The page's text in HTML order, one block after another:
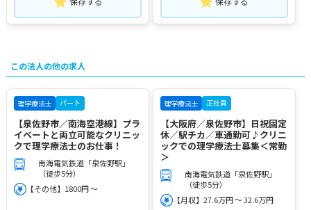
この法人の他の求人
理学療法士 パート
【泉佐野市／南海空港線】プラ
イベートと両立可能なクリニッ
クで理学療法士のお仕事！
南海電気鉄道「泉佐野駅」
（徒歩5分）
【その他】1800円 ～
理学療法士 正社員
【大阪府／泉佐野市】日祝固定
休／駅チカ／車通勤可♪クリニ
ックでの理学療法士募集＜常勤
＞
南海電気鉄道「泉佐野駅」
（徒歩5分）
【月収】27.6万円 ～ 32.6万円